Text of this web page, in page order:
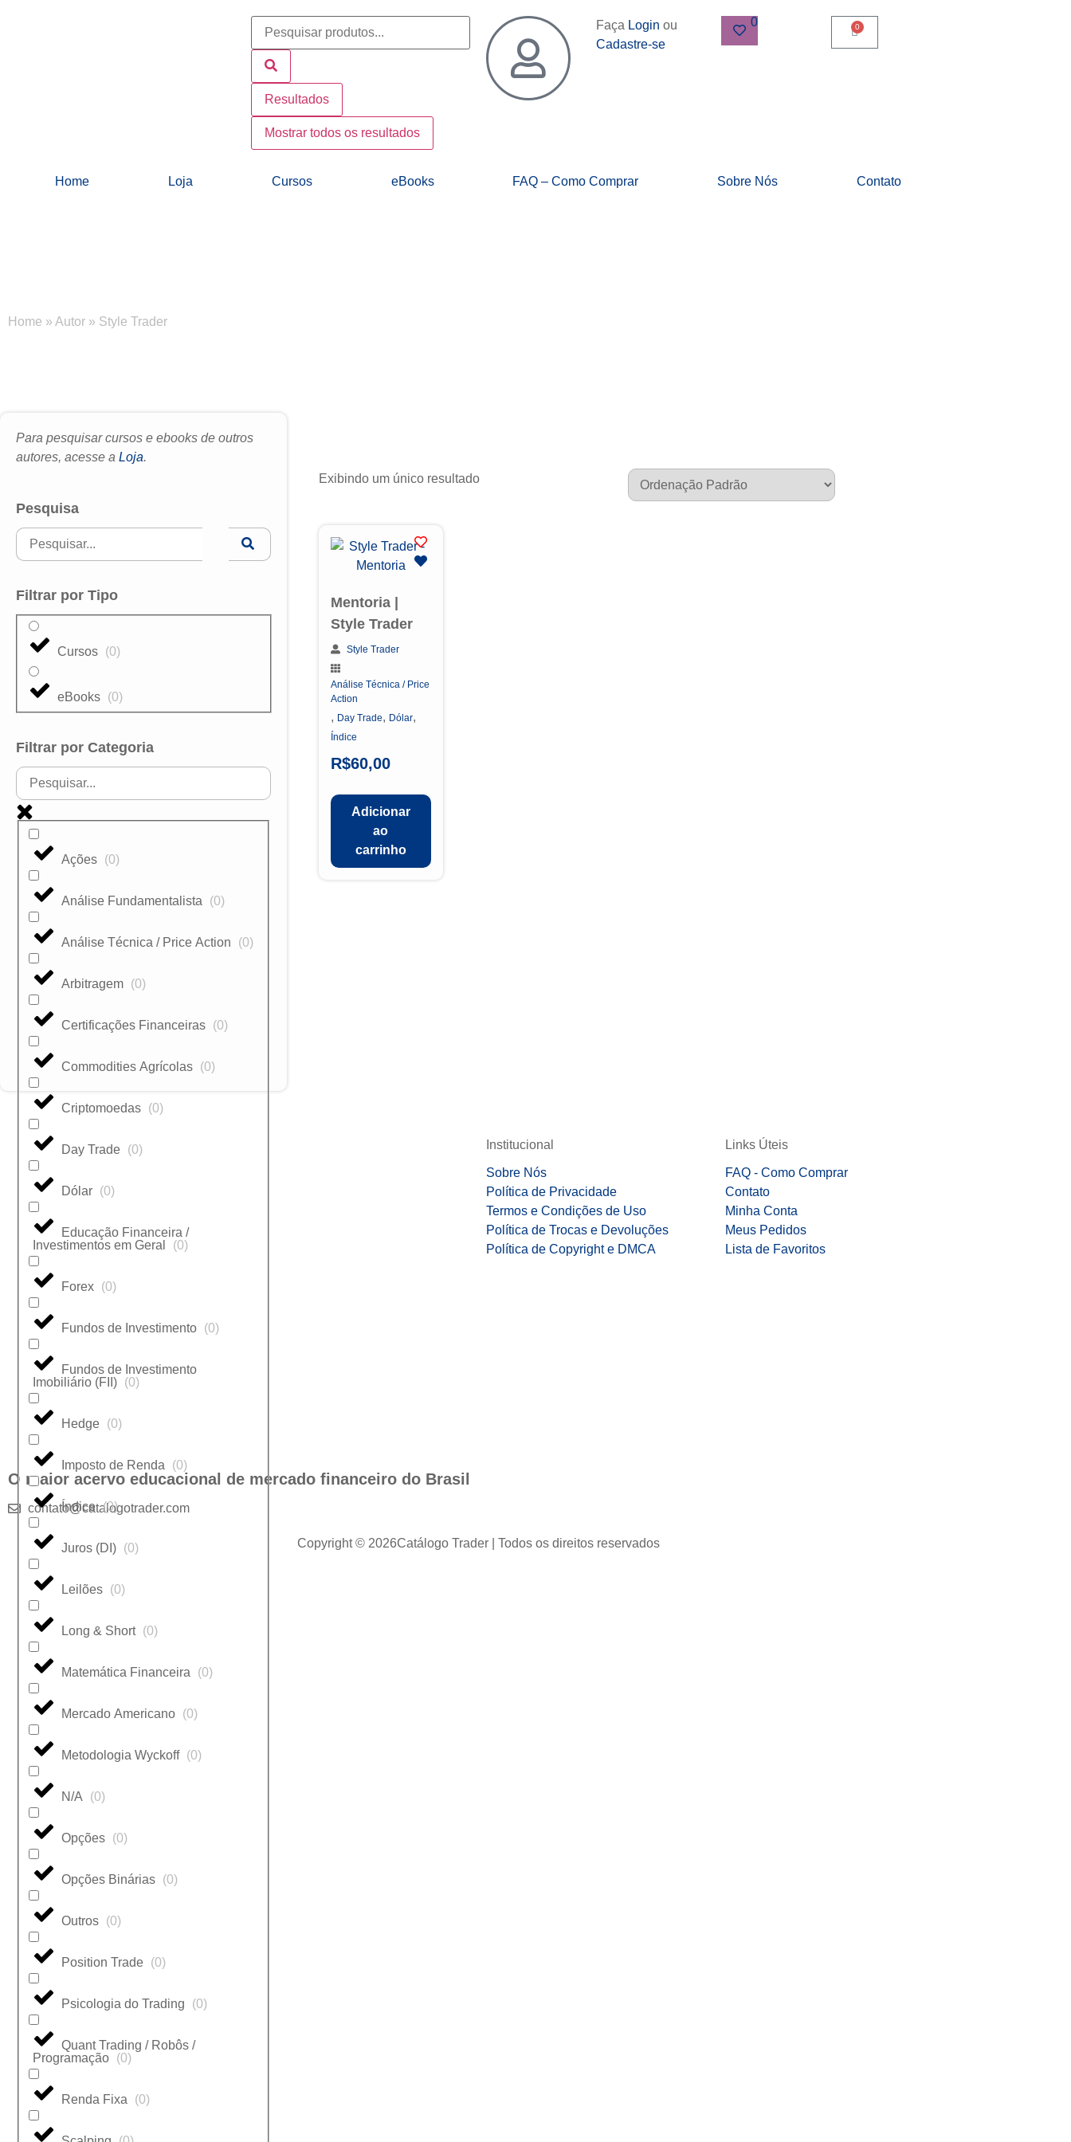
Resultados
Mostrar todos os resultados
Faça Login ou
Cadastre-se
0 0
Home Loja Cursos eBooks FAQ – Como Comprar Sobre Nós Contato
Home » Autor » Style Trader
Para pesquisar cursos e ebooks de outros
autores, acesse a Loja.
Pesquisa
Filtrar por Tipo
Cursos (0)
eBooks (0)
Filtrar por Categoria
Ações (0)
Análise Fundamentalista (0)
Análise Técnica / Price Action (0)
Arbitragem (0)
Certificações Financeiras (0)
Commodities Agrícolas (0)
Criptomoedas (0)
Day Trade (0)
Dólar (0)
Educação Financeira /
Investimentos em Geral
(0)
Forex (0)
Fundos de Investimento (0)
Fundos de Investimento
Imobiliário (FII) (0)
Hedge (0)
Imposto de Renda (0)
Índice (0)
Juros (DI) (0)
Leilões (0)
Long & Short (0)
Matemática Financeira (0)
Mercado Americano (0)
Metodologia Wyckoff (0)
N/A (0)
Opções (0)
Opções Binárias (0)
Outros (0)
Position Trade (0)
Psicologia do Trading (0)
Quant Trading / Robôs /
Programação (0)
Renda Fixa (0)
Exibindo um único resultado
Mentoria |
Style Trader
Style Trader
Análise Técnica / Price
Action
, Day Trade, Dólar,
Índice
R$60,00
Adicionar
ao
carrinho
O maior acervo educacional de mercado financeiro do Brasil
contato@catalogotrader.com
Institucional
Sobre Nós
Política de Privacidade
Termos e Condições de Uso
Política de Trocas e Devoluções
Política de Copyright e DMCA
Links Úteis
FAQ - Como Comprar
Contato
Minha Conta
Meus Pedidos
Lista de Favoritos
Copyright © 2026Catálogo Trader | Todos os direitos reservados